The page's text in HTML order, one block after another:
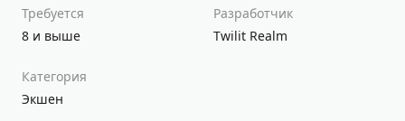
Требуется
8 и выше
Разработчик
Twilit Realm
Категория
Экшен